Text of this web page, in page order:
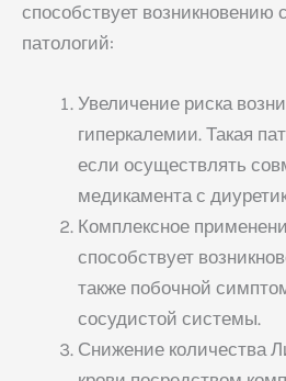
способствует
патологий:
Увеличение риска
гиперкалемии. Такая
если осуществлять
медикамента с
Комплексное
способствует
также побочной
сосудистой системы.
Снижение количества